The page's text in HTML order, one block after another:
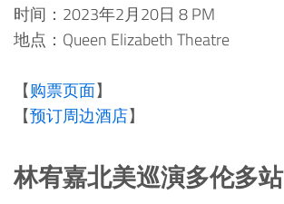
时间：2023年2月20日 8 PM
地点：Queen Elizabeth Theatre
【购票页面】
【预订周边酒店】
林宥嘉北美巡演多伦多站